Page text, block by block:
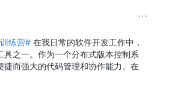
练营# 在我日常的软件开发工作中，
具之一。作为一个分布式版本控制系
捷而强大的代码管理和协作能力。在